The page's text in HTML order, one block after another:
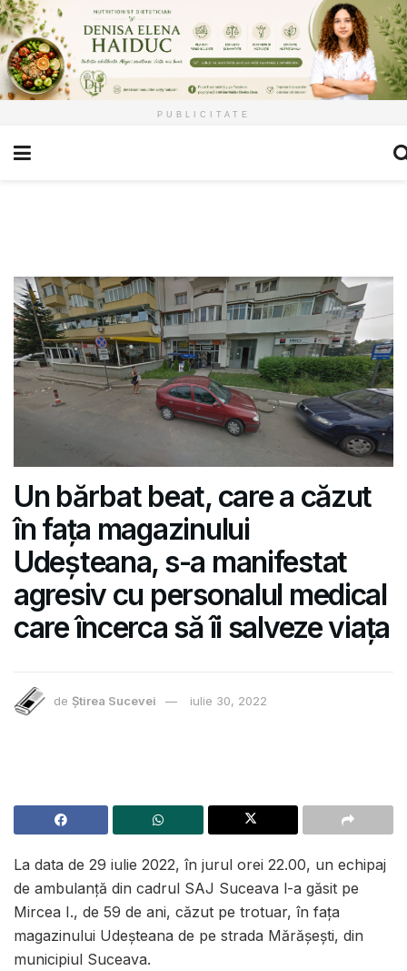
PUBLICITATE
Un bărbat beat, care a căzut
în fața magazinului
Udeșteana, s-a manifestat
agresiv cu personalul medical
care încerca să îi salveze viața
de Știrea Sucevei iulie 30, 2022
La data de 29 iulie 2022, în jurul orei 22.00, un echipaj
de ambulanță din cadrul SAJ Suceava l-a găsit pe
Mircea I., de 59 de ani, căzut pe trotuar, în faţa
magazinului Udeşteana de pe strada Mărăşeşti, din
municipiul Suceava.